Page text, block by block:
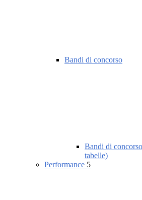
Bandi di concorso
Bandi di
tabelle)
Performance 5